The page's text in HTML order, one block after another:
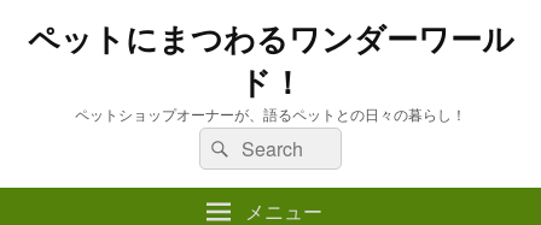
ペットにまつわるワンダーワール
ド！
ペットショップオーナーが、語るペットとの日々の暮らし！
検
索:
検
索
メニュー